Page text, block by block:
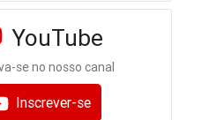
YouTube
se no nosso canal
Inscrever-se